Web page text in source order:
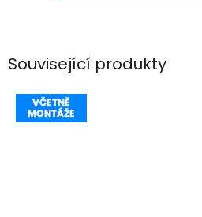
Související produkty